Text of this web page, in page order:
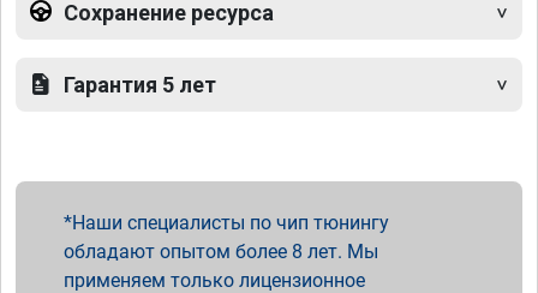
Сохранение ресурса
Гарантия 5 лет
Наши специалисты по чип тюнингу
обладают опытом более 8 лет. Мы
применяем только лицензионное